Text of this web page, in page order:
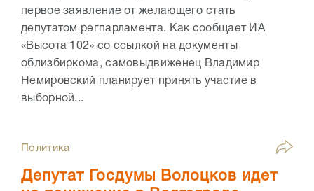
первое заявление от желающего стать
депутатом регпарламента. Как сообщает ИА
«Высота 102» со ссылкой на документы
облизбиркома, самовыдвиженец Владимир
Немировский планирует принять участие в
выборной...
Политика
Депутат Госдумы Волоцков идет